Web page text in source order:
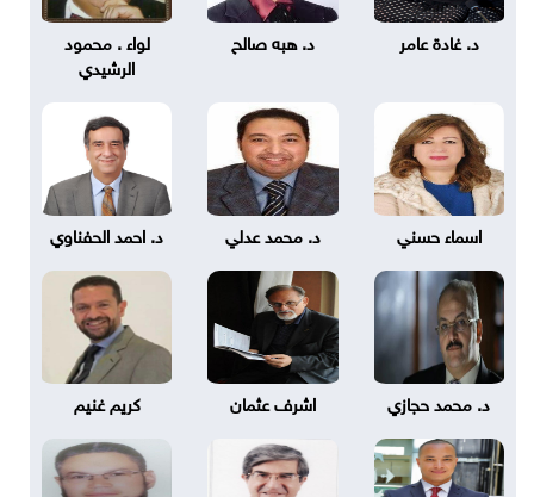
د. غادة عامر د. هبه صالح
لواء . محمود
الرشيدي
اسماء حسني د. محمد عدلي د. احمد الحفناوي
د. محمد حجازي اشرف عثمان كريم غنيم